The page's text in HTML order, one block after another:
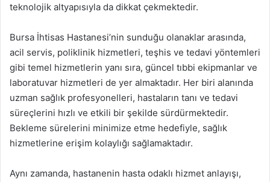
teknolojik altyapısıyla da dikkat çekmektedir.
Bursa İhtisas Hastanesi’nin sunduğu olanaklar arasında,
acil servis, poliklinik hizmetleri, teşhis ve tedavi yöntemleri
gibi temel hizmetlerin yanı sıra, güncel tıbbi ekipmanlar ve
laboratuvar hizmetleri de yer almaktadır. Her biri alanında
uzman sağlık profesyonelleri, hastaların tanı ve tedavi
süreçlerini hızlı ve etkili bir şekilde sürdürmektedir.
Bekleme sürelerini minimize etme hedefiyle, sağlık
hizmetlerine erişim kolaylığı sağlamaktadır.
Aynı zamanda, hastanenin hasta odaklı hizmet anlayışı,